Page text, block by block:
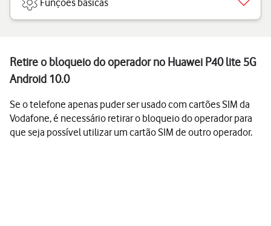
Funções básicas
Retire o bloqueio do operador no Huawei P40 lite 5G
Android 10.0
Se o telefone apenas puder ser usado com cartões SIM da
Vodafone, é necessário retirar o bloqueio do operador para
que seja possível utilizar um cartão SIM de outro operador.